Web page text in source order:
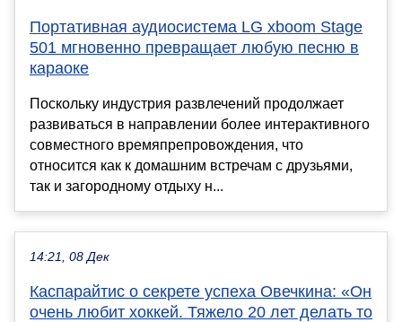
Портативная аудиосистема LG xboom Stage
501 мгновенно превращает любую песню в
караоке
Поскольку индустрия развлечений продолжает
развиваться в направлении более интерактивного
совместного времяпрепровождения, что
относится как к домашним встречам с друзьями,
так и загородному отдыху н...
14:21, 08 Дек
Каспарайтис о секрете успеха Овечкина: «Он
очень любит хоккей. Тяжело 20 лет делать то